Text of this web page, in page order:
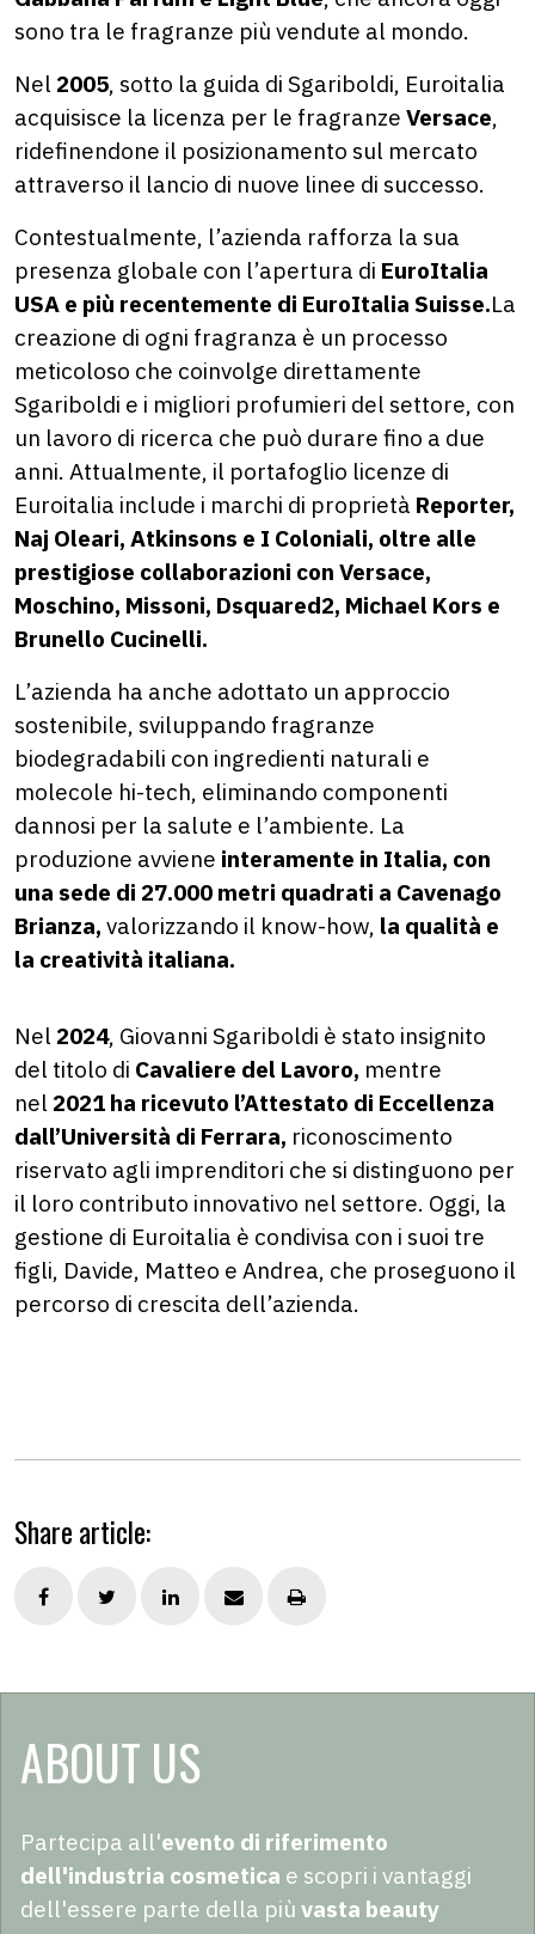
sono tra le fragranze più vendute al mondo.
Nel 2005, sotto la guida di Sgariboldi, Euroitalia
acquisisce la licenza per le fragranze Versace,
ridefinendone il posizionamento sul mercato
attraverso il lancio di nuove linee di successo.
Contestualmente, l’azienda rafforza la sua
presenza globale con l’apertura di EuroItalia
USA e più recentemente di EuroItalia Suisse.La
creazione di ogni fragranza è un processo
meticoloso che coinvolge direttamente
Sgariboldi e i migliori profumieri del settore, con
un lavoro di ricerca che può durare fino a due
anni. Attualmente, il portafoglio licenze di
Euroitalia include i marchi di proprietà Reporter,
Naj Oleari, Atkinsons e I Coloniali, oltre alle
prestigiose collaborazioni con Versace,
Moschino, Missoni, Dsquared2, Michael Kors e
Brunello Cucinelli.
L’azienda ha anche adottato un approccio
sostenibile, sviluppando fragranze
biodegradabili con ingredienti naturali e
molecole hi-tech, eliminando componenti
dannosi per la salute e l’ambiente. La
produzione avviene interamente in Italia, con
una sede di 27.000 metri quadrati a Cavenago
Brianza, valorizzando il know-how, la qualità e
la creatività italiana.
Nel 2024, Giovanni Sgariboldi è stato insignito
del titolo di Cavaliere del Lavoro, mentre
nel 2021 ha ricevuto l’Attestato di Eccellenza
dall’Università di Ferrara, riconoscimento
riservato agli imprenditori che si distinguono per
il loro contributo innovativo nel settore. Oggi, la
gestione di Euroitalia è condivisa con i suoi tre
figli, Davide, Matteo e Andrea, che proseguono il
percorso di crescita dell’azienda.
Share article:
ABOUT US
Partecipa all'evento di riferimento
dell'industria cosmetica e scopri i vantaggi
dell'essere parte della più vasta beauty